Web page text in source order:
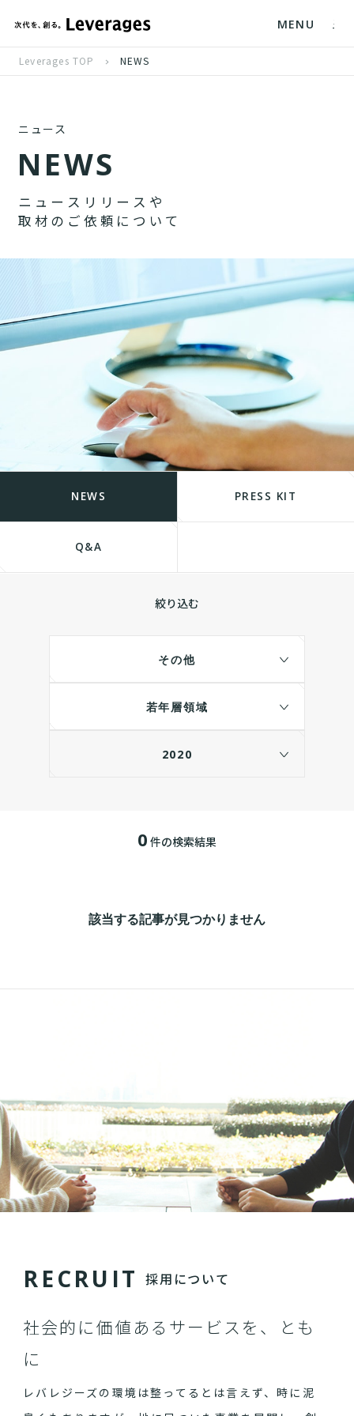
MENU
Leverages TOP NEWS
ニュース
NEWS
ニ ュ ー ス リ リ ー ス や
取 材 の ご 依 頼 に つ い て
NEWS PRESS KIT
Q&A
絞り込む
その他
若年層領域
2020
0 件の検索結果
該当する記事が見つかりません
RECRU IT 採用について
社会的に価値あるサービスを、とも
に
レバレジーズの環境は整ってるとは言えず、時に泥